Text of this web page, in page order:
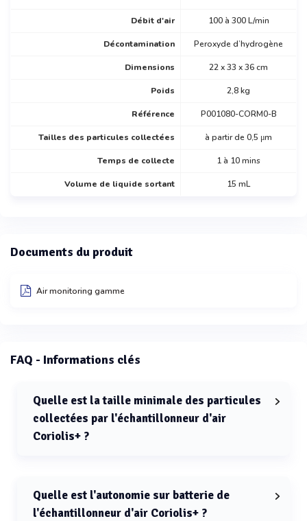
Débit d'air 100 à 300 L/min
Décontamination Peroxyde d’hydrogène
Dimensions 22 x 33 x 36 cm
Poids 2,8 kg
Référence P001080-CORM0-B
Tailles des particules collectées à partir de 0,5 μm
Temps de collecte 1 à 10 mins
Volume de liquide sortant 15 mL
Documents du produit
Air monitoring gamme
FAQ - Informations clés
Quelle est la taille minimale des particules
collectées par l'échantillonneur d'air
Coriolis+ ?
Quelle est l'autonomie sur batterie de
l'échantillonneur d'air Coriolis+ ?